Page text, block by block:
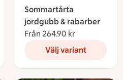
kronor
Sommartårta
jordgubb & rabarber
Från 264.90 kr
Välj variant